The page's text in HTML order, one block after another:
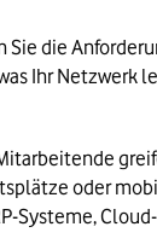
die
Ihr Netzwerk
oder
Systeme,